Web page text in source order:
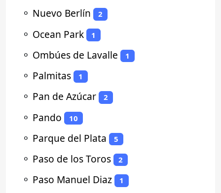
⚬ Nuevo Berlín 2
⚬ Ocean Park 1
⚬ Ombúes de Lavalle 1
⚬ Palmitas 1
⚬ Pan de Azúcar 2
⚬ Pando 10
⚬ Parque del Plata 5
⚬ Paso de los Toros 2
⚬ Paso Manuel Diaz 1